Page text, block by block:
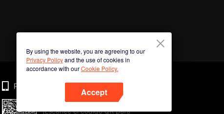
By using the website, you are agreeing to our
Privacy Policyand the use of cookies in
accordance with ourCookie Policy.
Accept
Phone
¡Escanee el código QR para